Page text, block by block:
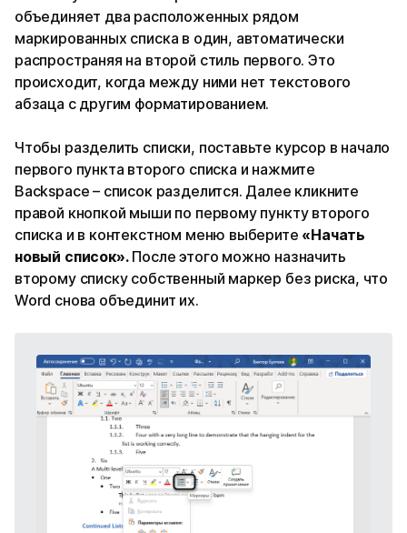
объединяет два расположенных рядом
маркированных списка в один, автоматически
распространяя на второй стиль первого. Это
происходит, когда между ними нет текстового
абзаца с другим форматированием.
Чтобы разделить списки, поставьте курсор в начало
первого пункта второго списка и нажмите
Backspace – список разделится. Далее кликните
правой кнопкой мыши по первому пункту второго
списка и в контекстном меню выберите «Начать
новый список».После этого можно назначить
второму списку собственный маркер без риска, что
Word снова объединит их.